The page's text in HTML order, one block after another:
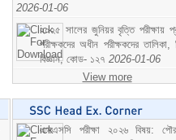
2026-01-06
২০২৫ সালের জুনিয়র বৃত্তি পরীক্ষায়
পরীক্ষকদের অধীন পরীক্ষকদের তালিকা,
বিজ্ঞান; কোড- ১২৭ 2026-01-06
View more
এসএসসি পরীক্ষা ২০২৬ বিষয়: